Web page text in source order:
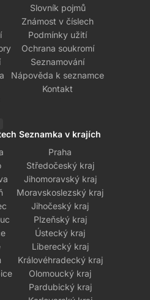
Slovník pojmů
Známost v číslech
Podmínky užití
Ochrana soukromí
Seznamování
Nápověda k seznamce
Kontakt
Seznamka v krajích
Praha
Středočeský kraj
Jihomoravský kraj
Moravskoslezský kraj
Jihočeský kraj
Plzeňský kraj
Ústecký kraj
Liberecký kraj
Královéhradecký kraj
Olomoucký kraj
Pardubický kraj